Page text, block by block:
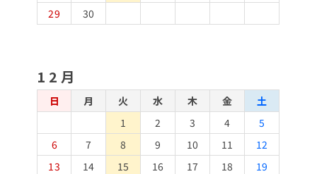
29
30
12月
日 月 火 水 木 金
土
1
2 3 4
5
6
7 8 9 10 11
12
13
14 15 16 17 18
19